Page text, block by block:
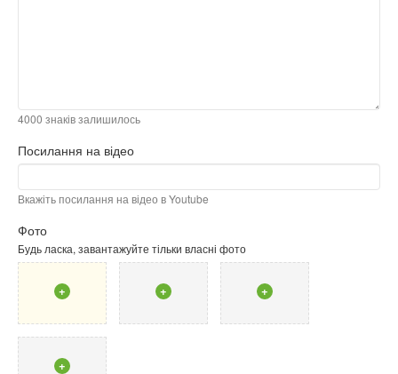
4000 знаків залишилось
Посилання на відео
Вкажіть посилання на відео в Youtube
Фото
Будь ласка, завантажуйте тільки власні фото
+ + +
+